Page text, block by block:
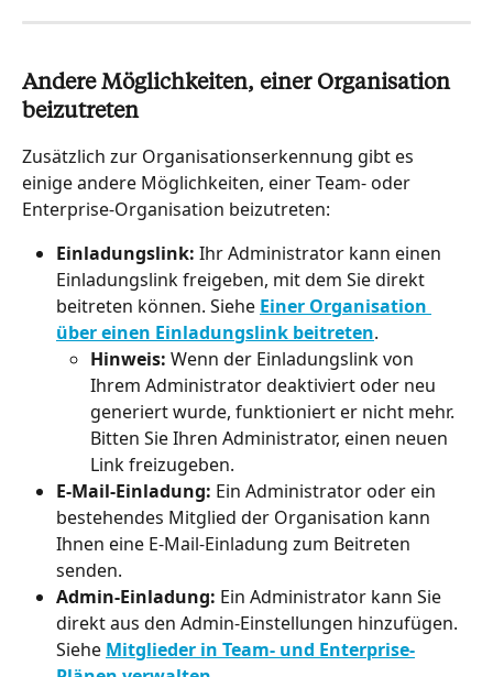
Andere Möglichkeiten, einer Organisation
beizutreten
Zusätzlich zur Organisationserkennung gibt es
einige andere Möglichkeiten, einer Team- oder
Enterprise-Organisation beizutreten:
Einladungslink: Ihr Administrator kann einen
Einladungslink freigeben, mit dem Sie direkt
beitreten können. Siehe Einer Organisation
über einen Einladungslink beitreten.
Hinweis: Wenn der Einladungslink von
Ihrem Administrator deaktiviert oder neu
generiert wurde, funktioniert er nicht mehr.
Bitten Sie Ihren Administrator, einen neuen
Link freizugeben.
E-Mail-Einladung: Ein Administrator oder ein
bestehendes Mitglied der Organisation kann
Ihnen eine E-Mail-Einladung zum Beitreten
senden.
Admin-Einladung: Ein Administrator kann Sie
direkt aus den Admin-Einstellungen hinzufügen.
Siehe Mitglieder in Team- und Enterprise-